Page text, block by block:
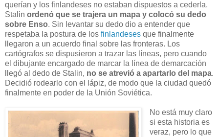
querían y los finlandeses no estaban dispuestos a cederla.
Stalin ordenó que se trajera un mapa y colocó su dedo
sobre Enso. Sin levantar su dedo dio a entender que
respetaba la postura de los finlandeses que finalmente
llegaron a un acuerdo final sobre las fronteras. Los
cartógrafos se dispusieron a trazar las líneas, pero cuando
el dibujante encargado de marcar la línea de demarcación
llegó al dedo de Stalin, no se atrevió a apartarlo del mapa.
Decidió rodearlo con el lápiz, de modo que la ciudad quedó
finalmente en poder de la Unión Soviética.
No está muy claro
si esta historia es
veraz, pero lo que